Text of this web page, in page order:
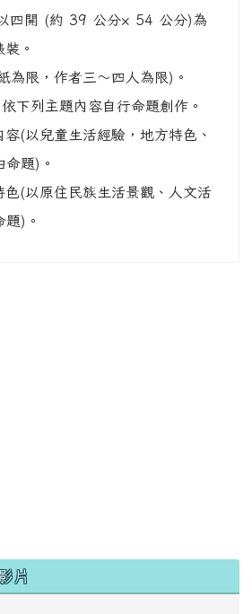
四開 (約 39 公分× 54 公分)為
。
為限，作者三〜四人為限)。
下列主題內容自行命題創作。
(以兒童生活經驗，地方特色、
題)。
(以原住民族生活景觀、人文活
)。
片